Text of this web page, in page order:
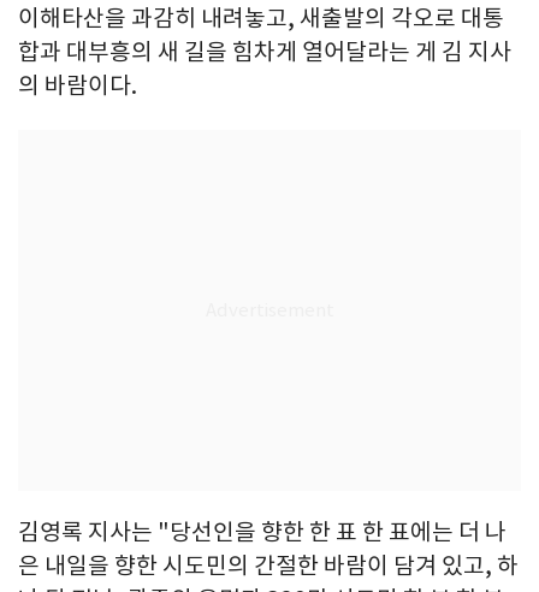
이해타산을 과감히 내려놓고, 새출발의 각오로 대통
합과 대부흥의 새 길을 힘차게 열어달라는 게 김 지사
의 바람이다.
김영록 지사는 "당선인을 향한 한 표 한 표에는 더 나
은 내일을 향한 시도민의 간절한 바람이 담겨 있고, 하